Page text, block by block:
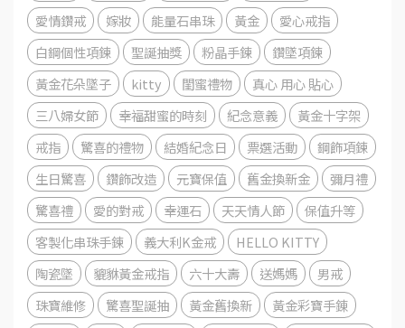
愛情鑽戒
嫁妝 能量石串珠 黃金
愛心戒指
白鋼個性項鍊
聖誕抽獎 粉晶手鍊
鑽墜項鍊
黃金花朵墜子
kitty 閨蜜禮物
真心 用心 貼心
三八婦女節
幸福甜蜜的時刻 紀念意義
黃金十字架
戒指
驚喜的禮物 結婚紀念日 票選活動
鋼飾項鍊
生日驚喜
鑽飾改造 元寶保值 舊金換新金
彌月禮
驚喜禮
愛的對戒 幸運石 天天情人節
保值升等
客製化串珠手鍊
義大利K金戒
HELLO KITTY
陶瓷墜
貔貅黃金戒指 六十大壽 送媽媽
男戒
珠寶維修
驚喜聖誕抽 黃金舊換新
黃金彩寶手錬